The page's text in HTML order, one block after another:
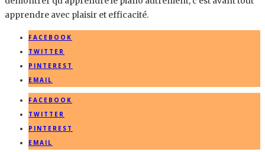
apprendre avec plaisir et efficacité.
FACEBOOK
TWITTER
PINTEREST
EMAIL
FACEBOOK
TWITTER
PINTEREST
EMAIL